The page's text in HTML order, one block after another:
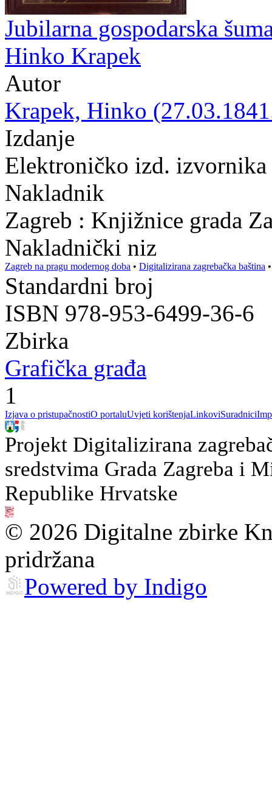
Jubilarna gospodarska
Hinko Krapek
Autor
Krapek, Hinko
Izdanje
Elektroničko izd.
Nakladnik
Zagreb : Knjižnice grada
Nakladnički niz
Zagreb na pragu modernog doba • Digitalizirana zagrebačka baština
Standardni broj
ISBN 978-953-6499-36-6
Zbirka
Grafička građa
1
Izjava o pristupačnostiO portaluUvjeti korištenjaLinkoviSuradnici
Projekt Digitalizirana
sredstvima Grada Zagreba i
Republike Hrvatske
© 2026 Digitalne zbirke
pridržana
Powered by Indigo